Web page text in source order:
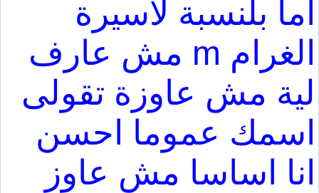
اما بلنسبة لاسيرة
الغرام m مش عارف
لية مش عاوزة تقولى
اسمك عموما احسن
انا اساسا مش عاوز